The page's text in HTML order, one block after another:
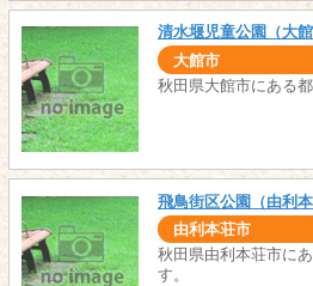
清水堰児童公園（大館
大館市
秋田県大館市にある
飛鳥街区公園（由利本
由利本荘市
秋田県由利本荘市に
す。